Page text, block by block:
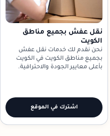
نقل عفش بجميع مناطق
الكويت
نحن نقدم لك خدمات نقل عفش
بجميع مناطق الكويت في الكويت
بأعلى معايير الجودة والاحترافية.
اشترك في الموقع